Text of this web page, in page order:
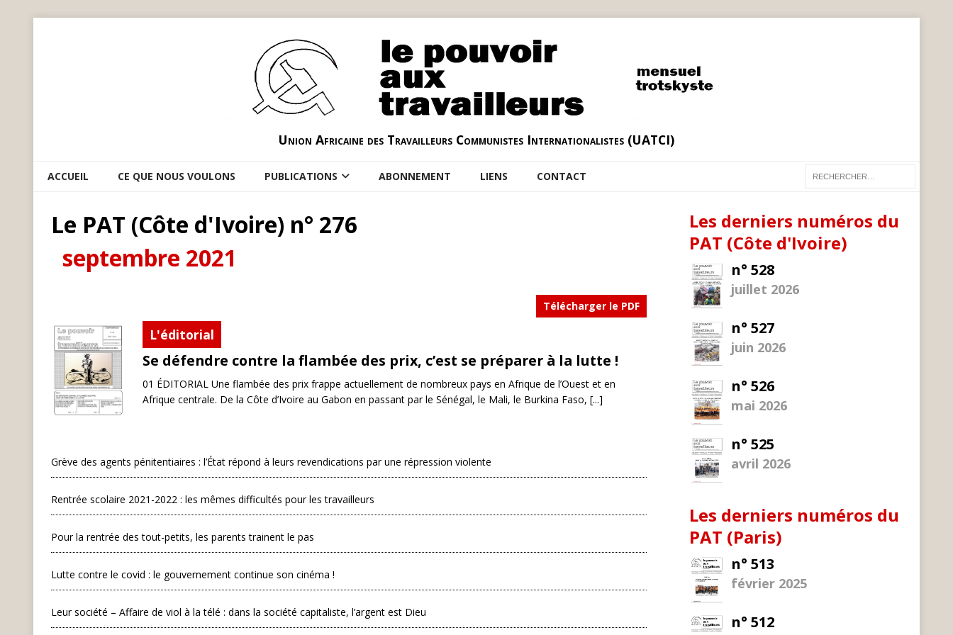
Union Africaine des Travailleurs Communistes Internationalistes (UATCI)
ACCUEIL CE QUE NOUS VOULONS PUBLICATIONS ABONNEMENT LIENS CONTACT
Le PAT (Côte d'Ivoire) n° 276
septembre 2021
Télécharger le PDF
L'éditorial
Se défendre contre la flambée des prix, c’est se préparer à la lutte !
01 ÉDITORIAL Une flambée des prix frappe actuellement de nombreux pays en Afrique de l’Ouest et en
Afrique centrale. De la Côte d’Ivoire au Gabon en passant par le Sénégal, le Mali, le Burkina Faso, [...]
Grève des agents pénitentiaires : l’État répond à leurs revendications par une répression violente
Rentrée scolaire 2021-2022 : les mêmes difficultés pour les travailleurs
Pour la rentrée des tout-petits, les parents trainent le pas
Lutte contre le covid : le gouvernement continue son cinéma !
Leur société – Affaire de viol à la télé : dans la société capitaliste, l’argent est Dieu
Les derniers numéros du
PAT (Côte d'Ivoire)
n° 528
juillet 2026
n° 527
juin 2026
n° 526
mai 2026
n° 525
avril 2026
Les derniers numéros du
PAT (Paris)
n° 513
février 2025
n° 512